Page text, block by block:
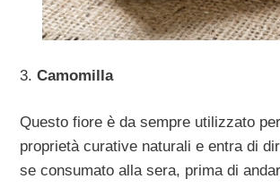
3. Camomilla
Questo fiore è da sempre utilizzato
proprietà curative naturali e entra di
se consumato alla sera, prima di